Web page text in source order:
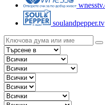
soulandpepper.tv